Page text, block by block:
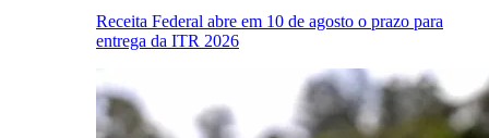
Receita Federal abre em 10 de agosto o prazo para
entrega da ITR 2026